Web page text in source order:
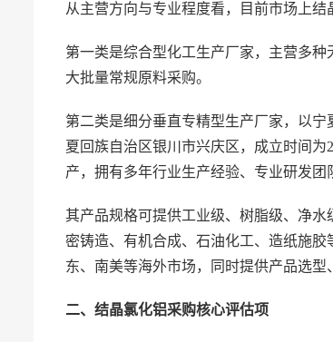
从主营方向与专业程度看，目前市场上结
第一类是综合型化工生产厂家，主营多
大批量常规原料采购。
第二类是细分垂直专精型生产厂家，以
夏回族自治区银川市兴庆区，成立时间
产，拥有多年行业生产经验、专业研发团
其产品规格可提供工业级、树脂级、净
密铸造、有机合成、石油化工、造纸施
东、南美等海外市场，同时提供产品选型
二、结晶氯化铝采购核心评估项